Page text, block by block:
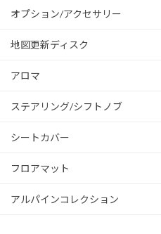
オプション/アクセサリー
地図更新ディスク
アロマ
ステアリング/シフトノブ
シートカバー
フロアマット
アルパインコレクション